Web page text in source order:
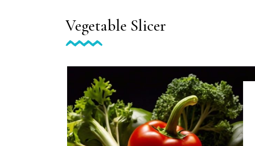
Vegetable Slicer